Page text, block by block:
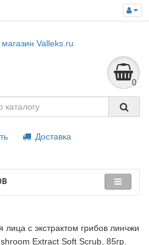
0
Доставка
с экстрактом грибов линчжи
Extract Soft Scrub, 85гр.